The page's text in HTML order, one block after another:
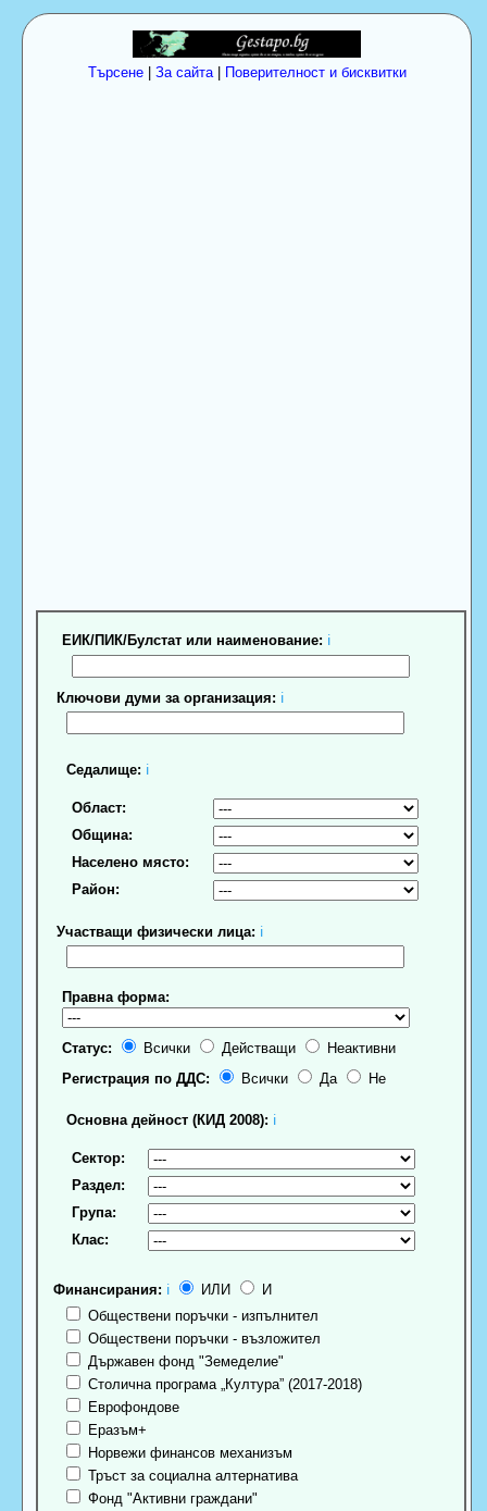
Търсене| За сайта| Поверителност и бисквитки
ЕИК/ПИК/Булстат или наименование: ℹ
Ключови думи за организация: ℹ
Седалище: ℹ
Област:
Община:
Населено място:
Район:
Участващи физически лица: ℹ
Правна форма:
Статус: Всички Действащи
Неактивни
Регистрация по ДДС:
Всички Да Не
Основна дейност (КИД 2008): ℹ
Сектор:
Раздел:
Група:
Клас:
Финансирания: ℹ ИЛИ
И
Обществени поръчки - изпълнител
Обществени поръчки - възложител
Държавен фонд "Земеделие"
Столична програма „Култура” (2017-2018)
Еврофондове
Еразъм+
Норвежи финансов механизъм
Тръст за социална алтернатива
Фонд "Активни граждани"